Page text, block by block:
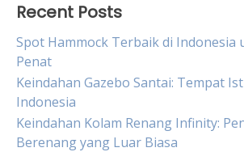
Recent Posts
Spot Hammock Terbaik di Indonesia
Penat
Keindahan Gazebo Santai: Tempat
Indonesia
Keindahan Kolam Renang Infinity:
Berenang yang Luar Biasa